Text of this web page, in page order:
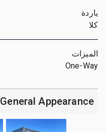
ياردة
كلا
الميزات
One-Way
General Appearance